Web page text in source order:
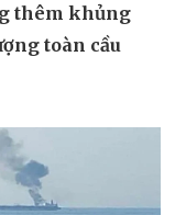
thêm khủng
toàn cầu